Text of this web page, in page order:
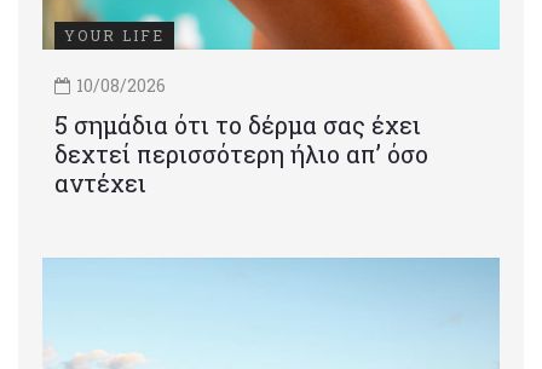
YOUR LIFE
10/08/2026
5 σημάδια ότι το δέρμα σας έχει
δεχτεί περισσότερη ήλιο απ’ όσο
αντέχει